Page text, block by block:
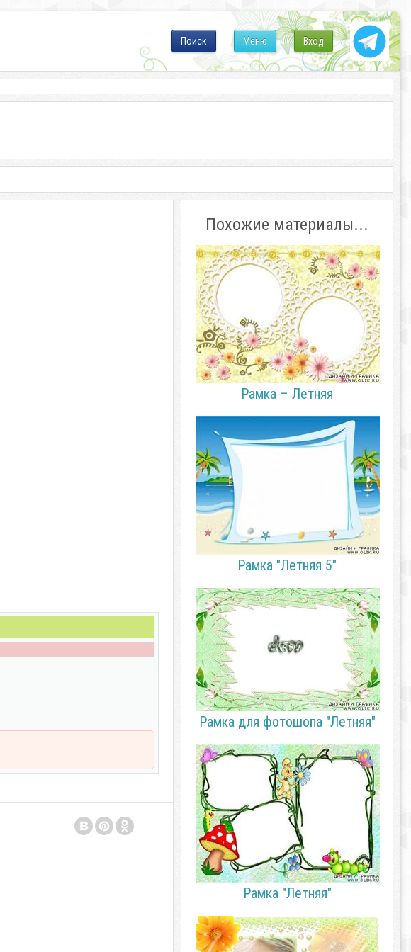
Вход
Меню
Поиск
Похожие материалы...
Рамка – Летняя
Рамка "Летняя 5"
Рамка для фотошопа "Летняя"
Рамка "Летняя"